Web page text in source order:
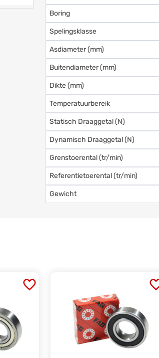
Boring
Spelingsklasse
Asdiameter (mm)
Buitendiameter (mm)
Dikte (mm)
Temperatuurbereik
Statisch Draaggetal (N)
Dynamisch Draaggetal (N)
Grenstoerental (tr/min)
Referentietoerental (tr/min)
Gewicht